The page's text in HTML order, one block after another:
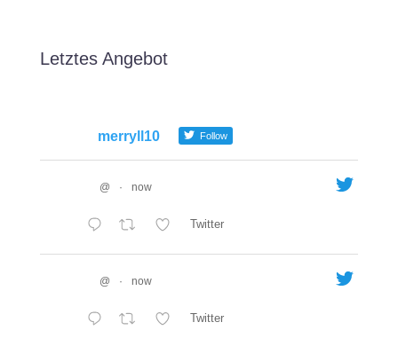
Letztes Angebot
merryll10 Follow
@ · now
Twitter
@ · now
Twitter